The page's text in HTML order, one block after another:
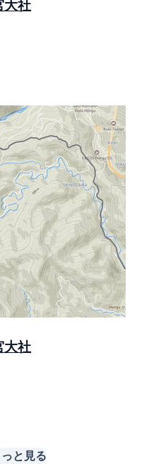
社
社
と見る